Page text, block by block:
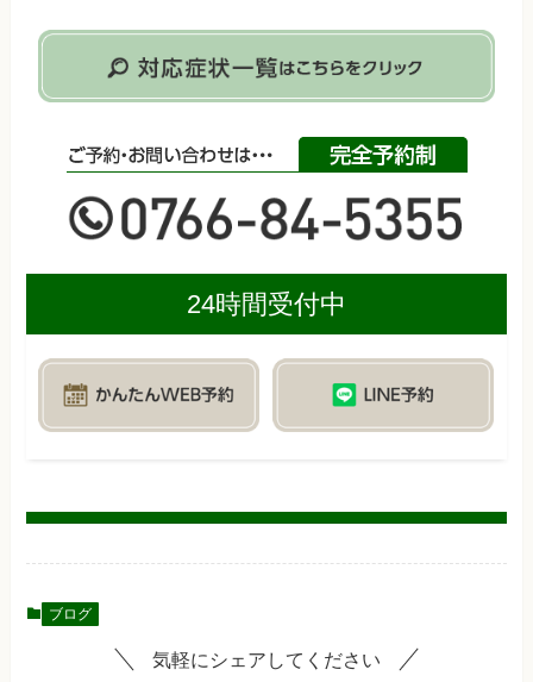
24時間受付中
ブログ
気軽にシェアしてください